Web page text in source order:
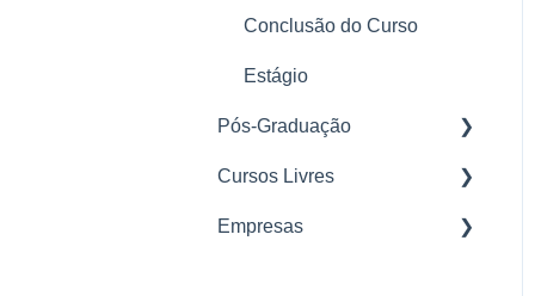
Conclusão do Curso
Estágio
Pós-Graduação
Nosso Método
Matrícula
Cursos Livres
Parcerias
Empresas